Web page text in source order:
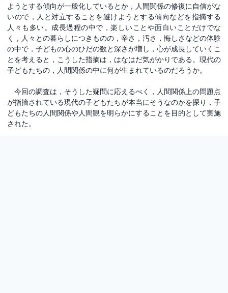
ようとする傾向が一般化しているとか，人間関係の修復に自信がな
いので，人と対立することを避けようとする傾向などを指摘する
人々も多い。成長過程の中で，楽しいことや面白いことだけでな
く，人々との暮らしにつきものの，辛さ，汚さ，悔しさなどの体験
の中で，子どもの心のひだの数と深さが増し，心が成長していくこ
とを考えると，こうした指摘は，はなはだ気がかりである。現代の
子どもたちの，人間関係の中に何が生まれているのだろうか。
今回の調査は，そうした疑問に応えるべく，人間関係上の問題点
が指摘されている現代の子どもたちが本当にそうなのかを探り，子
どもたちの人間関係や人間観を明らかにすることを目的として実施
された。